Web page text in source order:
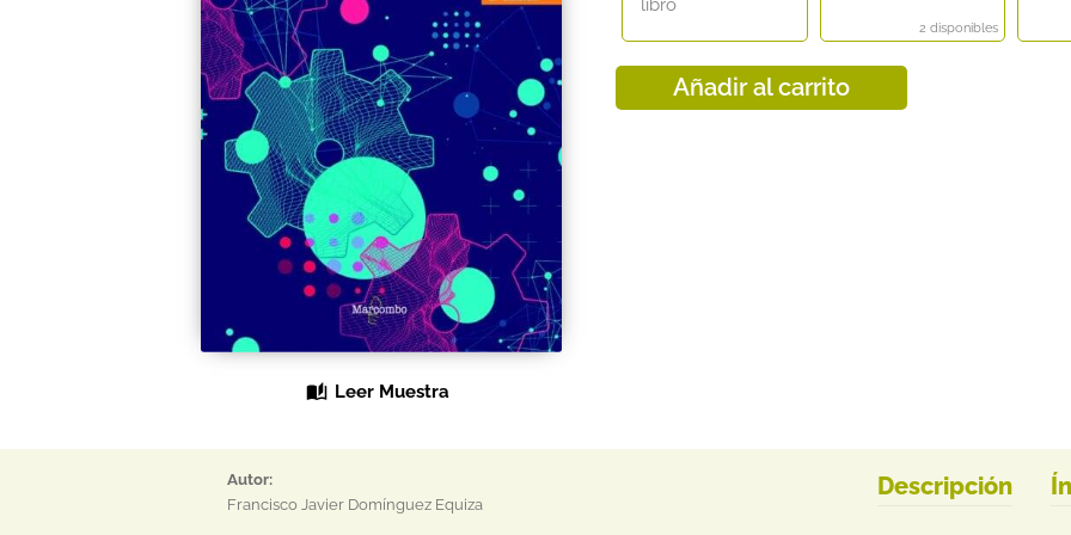
Leer Muestra
libro
2 disponibles
Añadir al carrito
Autor:
Francisco Javier Domínguez Equiza
Descripción